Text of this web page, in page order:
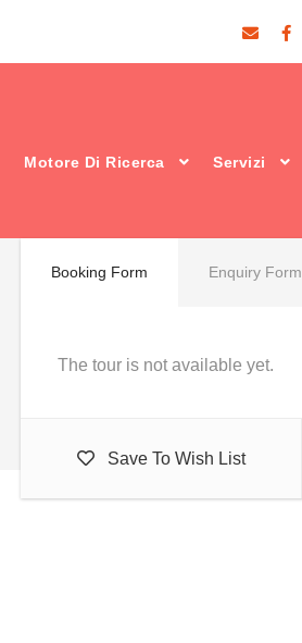
Motore Di Ricerca Servizi
€350
Booking Form Enquiry Form
The tour is not available yet.
Save To Wish List